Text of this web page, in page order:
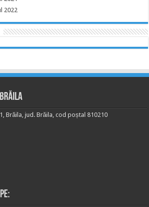
2022
Brăila, jud. Brăila, cod poștal 810210